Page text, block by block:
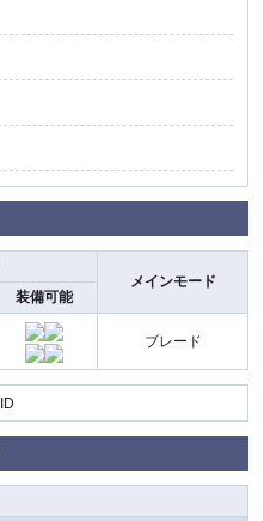
メインモード
装備可能
ブレード